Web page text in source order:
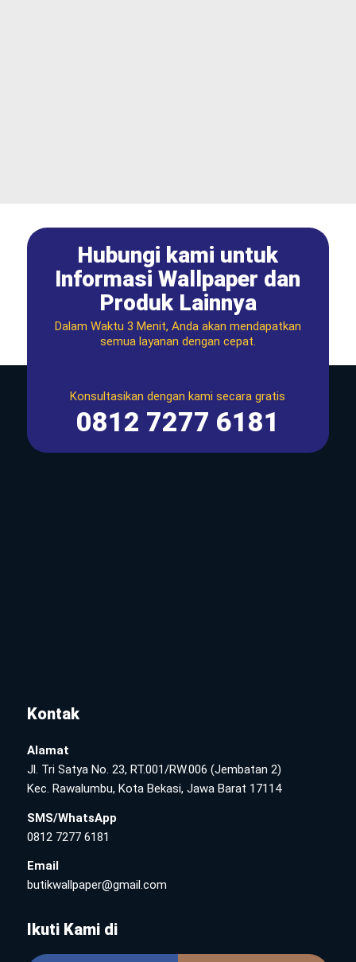
Hubungi kami untuk
Informasi Wallpaper dan
Produk Lainnya
Dalam Waktu 3 Menit, Anda akan mendapatkan
semua layanan dengan cepat.
Konsultasikan dengan kami secara gratis
0812 7277 6181
Kontak
Alamat
Jl. Tri Satya No. 23, RT.001/RW.006 (Jembatan 2)
Kec. Rawalumbu, Kota Bekasi, Jawa Barat 17114
SMS/WhatsApp
0812 7277 6181
Email
butikwallpaper@gmail.com
Ikuti Kami di